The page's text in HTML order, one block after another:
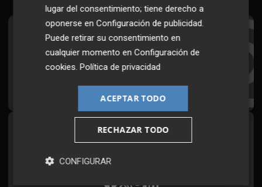
Suscríbete al Boletín
Todos los días a primera hora en tu email
¡Quiero suscribirme!
Síguenos en redes
Plaza Podcast, desde cualquier medio
lugar del consentimiento; tiene derecho a
oponerse enConfiguración de publicidad.
Puede retirar su consentimiento en
cualquier momento enConfiguración de
cookies.Política de privacidad
ACEPTAR TODO
RECHAZAR TODO
CONFIGURAR